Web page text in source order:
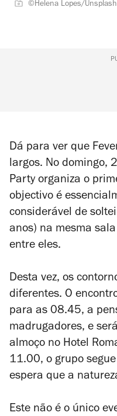
©Helena Lopes/Unsplash
Dá para ver que
largos. No domingo,
Party organiza o
objectivo é
considerável de
anos) na mesma
entre eles.
Desta vez, os
diferentes. O
para as 08.45, a
madrugadores, e
almoço no Hotel
11.00, o grupo
espera que a
Este não é o único